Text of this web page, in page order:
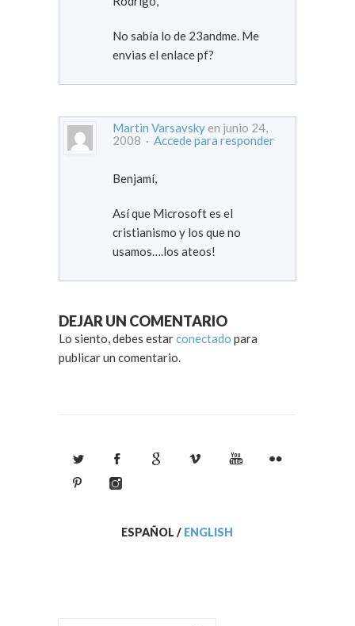
No sabía lo de 23andme. Me
envias el enlace pf?
Martin Varsavsky en junio 24,
2008 · Accede para responder
Benjamí,
Así que Microsoft es el
cristianismo y los que no
usamos….los ateos!
DEJAR UN COMENTARIO
Lo siento, debes estarconectado para
publicar un comentario.
ESPAÑOL / ENGLISH